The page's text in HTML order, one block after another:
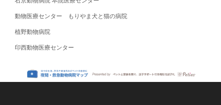
動物医療センター もりやま犬と猫の病院
植野動物病院
印西動物医療センター